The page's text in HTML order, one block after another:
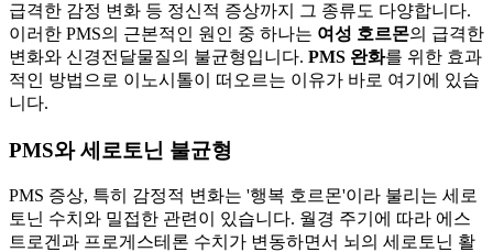
급격한 감정 변화 등 정신적 증상까지 그 종류도 다양합니다.
이러한 PMS의 근본적인 원인 중 하나는 여성 호르몬의 급격한
변화와 신경전달물질의 불균형입니다. PMS 완화를 위한 효과
적인 방법으로 이노시톨이 떠오르는 이유가 바로 여기에 있습
니다.
PMS와 세로토닌 불균형
PMS 증상, 특히 감정적 변화는 '행복 호르몬'이라 불리는 세로
토닌 수치와 밀접한 관련이 있습니다. 월경 주기에 따라 에스
트로겐과 프로게스테론 수치가 변동하면서 뇌의 세로토닌 활